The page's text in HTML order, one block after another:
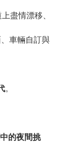
盡情漂移、
車輛自訂與
。
的夜間挑